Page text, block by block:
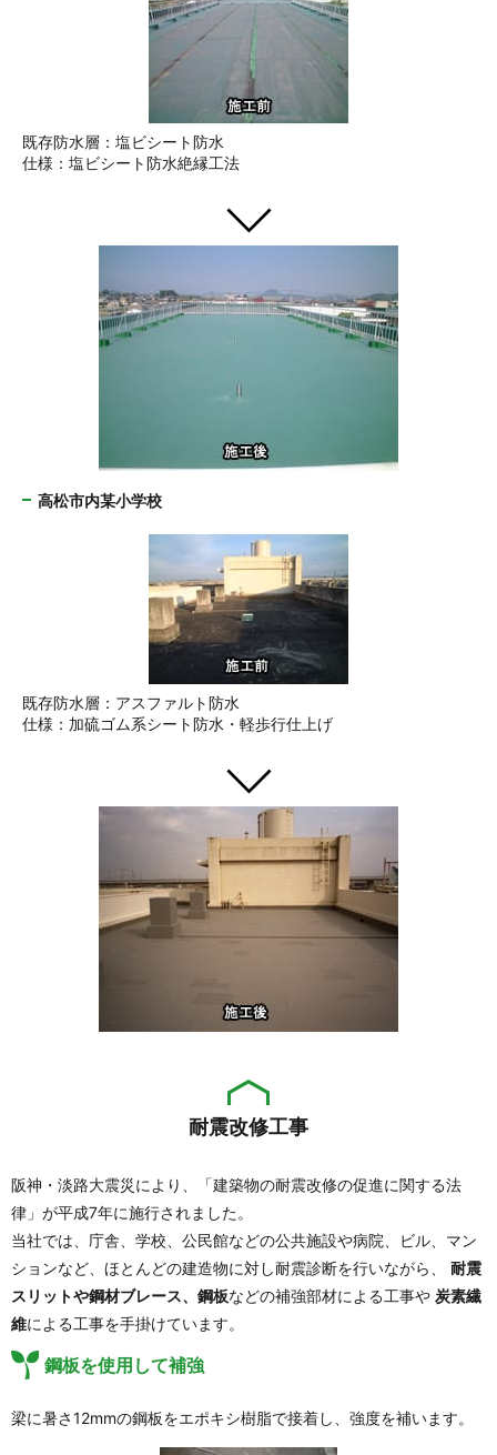
既存防水層：塩ビシート防水
仕様：塩ビシート防水絶縁工法
高松市内某小学校
既存防水層：アスファルト防水
仕様：加硫ゴム系シート防水・軽歩行仕上げ
耐震改修工事
阪神・淡路大震災により、「建築物の耐震改修の促進に関する法
律」が平成7年に施行されました。
当社では、庁舎、学校、公民館などの公共施設や病院、ビル、マン
ションなど、ほとんどの建造物に対し耐震診断を行いながら、 耐震
スリットや鋼材ブレース、鋼板などの補強部材による工事や 炭素繊
維による工事を手掛けています。
鋼板を使用して補強
梁に暑さ12mmの鋼板をエポキシ樹脂で接着し、強度を補います。